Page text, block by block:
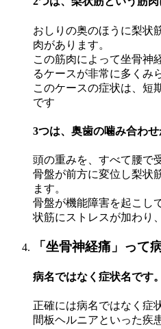
おしりの奥のほうに梨状
肉があります。
この筋肉によって坐骨神
るケースが非常に多くみ
このケースの症状は、短
です
3つは、奥歯の噛み合わ
頭の重みを、すべて腰で
骨盤が前方に変位し梨状
ます。
骨盤が機能障害を起こし
状筋にストレスが加わり
「坐骨神経痛」って
病名ではなく症状名です。
正確には病名ではなく症
間板ヘルニアといった疾